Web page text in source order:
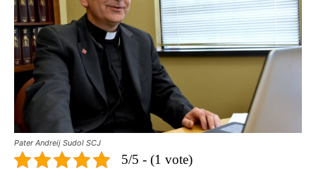
Pater Andreij Sudol SCJ
5/5 - (1 vote)